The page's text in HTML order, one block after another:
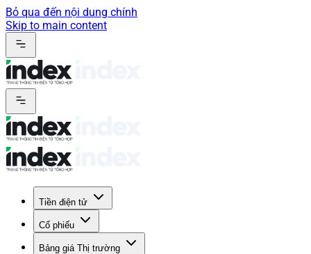
Bỏ qua đến nội dung chính
Skip to main content
Tiền điện tử
Cổ phiếu
Bảng giá Thị trường